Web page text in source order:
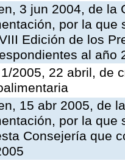
3 jun 2004, de la
por la que
Edición de los
al año
2005, 22 abril, de
15 abr 2005, de
por la que
Consejería que